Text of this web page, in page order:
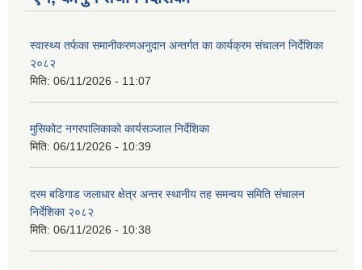
स्वास्थ्य तर्फका समानीकरणअनुदान अन्तर्गत का कार्यक्रम संचालन निर्देशिका
२०८२
मिति: 06/11/2026 - 11:07
मुसिकोट नगरपालिकाको कार्यसञ्जाल निर्देशिका
मिति: 06/11/2026 - 10:39
दरम बडिगाड जलाधार क्षेत्र अन्तर स्थानीय तह समन्वय समिति संचालन
निर्देशिका २०८२
मिति: 06/11/2026 - 10:38